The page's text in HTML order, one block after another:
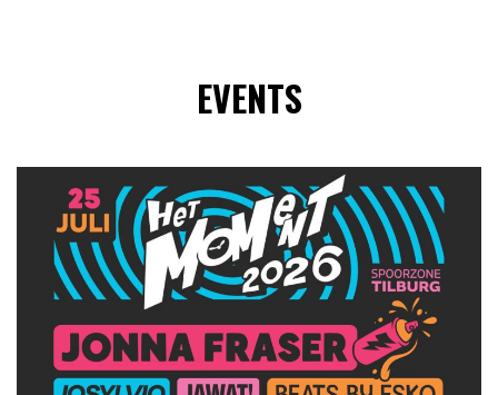
EVENTS